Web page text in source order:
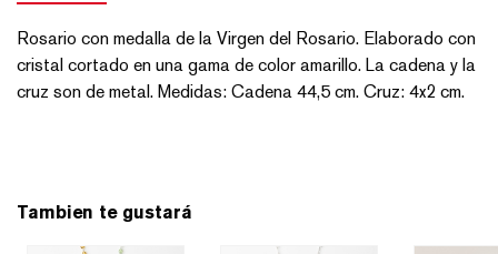
Rosario con medalla de la Virgen del Rosario. Elaborado con
cristal cortado en una gama de color amarillo. La cadena y la
cruz son de metal. Medidas: Cadena 44,5 cm. Cruz: 4x2 cm.
Tambien te gustará